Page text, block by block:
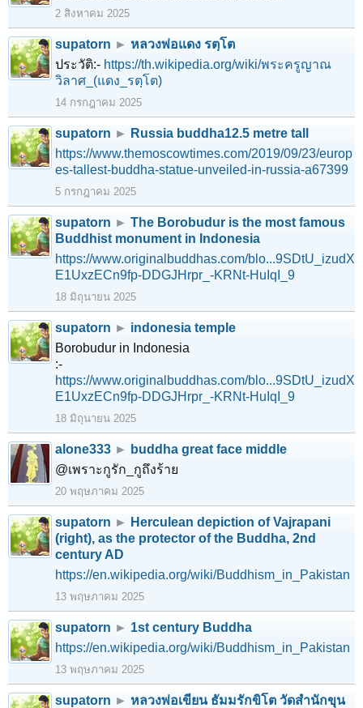
2 สิงหาคม 2025
supatorn ► หลวงพ่อแดง รตฺโต
ประวัติ:- https://th.wikipedia.org/wiki/พระครูญาณ
วิลาศ_(แดง_รตฺโต)
14 กรกฎาคม 2025
supatorn ► Russia buddha12.5 metre tall
https://www.themoscowtimes.com/2019/09/23/europ
es-tallest-buddha-statue-unveiled-in-russia-a67399
5 กรกฎาคม 2025
supatorn ► The Borobudur is the most famous
Buddhist monument in Indonesia
https://www.originalbuddhas.com/blo...9SDtU_izudX
E1UxzECn9fp-DDGJHrpr_-KRNt-HuIqI_9
18 มิถุนายน 2025
supatorn ► indonesia temple
Borobudur in Indonesia
:-
https://www.originalbuddhas.com/blo...9SDtU_izudX
E1UxzECn9fp-DDGJHrpr_-KRNt-HuIqI_9
18 มิถุนายน 2025
alone333 ► buddha great face middle
@เพราะกูรัก_กูถึงร้าย
20 พฤษภาคม 2025
supatorn ► Herculean depiction of Vajrapani
(right), as the protector of the Buddha, 2nd
century AD
https://en.wikipedia.org/wiki/Buddhism_in_Pakistan
13 พฤษภาคม 2025
supatorn ► 1st century Buddha
https://en.wikipedia.org/wiki/Buddhism_in_Pakistan
13 พฤษภาคม 2025
supatorn ► หลวงพ่อเขียน ธัมมรักขิโต วัดสำนักขุน